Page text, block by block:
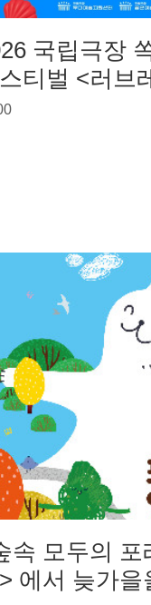
국립극장
티벌 <러브
속 모두의 포
에서 늦가을